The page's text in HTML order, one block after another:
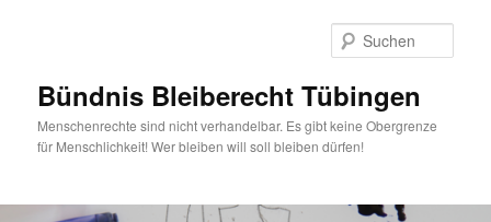
Bündnis Bleiberecht Tübingen
Menschenrechte sind nicht verhandelbar. Es gibt keine Obergrenze
für Menschlichkeit! Wer bleiben will soll bleiben dürfen!